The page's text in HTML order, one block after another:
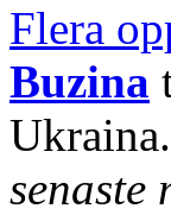
Flera
Buzina
senaste